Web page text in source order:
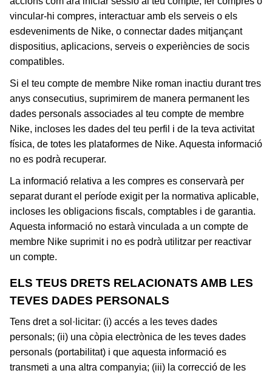
vincular-hi compres, interactuar amb els serveis o els
esdeveniments de Nike, o connectar dades mitjançant
dispositius, aplicacions, serveis o experiències de socis
compatibles.
Si el teu compte de membre Nike roman inactiu durant tres
anys consecutius, suprimirem de manera permanent les
dades personals associades al teu compte de membre
Nike, incloses les dades del teu perfil i de la teva activitat
física, de totes les plataformes de Nike. Aquesta informació
no es podrà recuperar.
La informació relativa a les compres es conservarà per
separat durant el període exigit per la normativa aplicable,
incloses les obligacions fiscals, comptables i de garantia.
Aquesta informació no estarà vinculada a un compte de
membre Nike suprimit i no es podrà utilitzar per reactivar
un compte.
ELS TEUS DRETS RELACIONATS AMB LES
TEVES DADES PERSONALS
Tens dret a sol·licitar: (i) accés a les teves dades
personals; (ii) una còpia electrònica de les teves dades
personals (portabilitat) i que aquesta informació es
transmeti a una altra companyia; (iii) la correcció de les